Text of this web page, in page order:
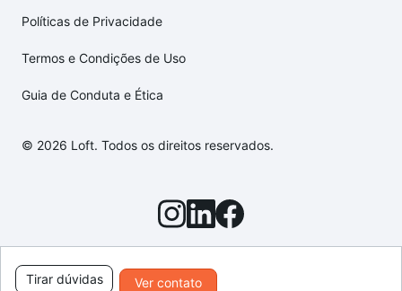
Ver contato
Tirar dúvidas
Políticas de Privacidade
Termos e Condições de Uso
Guia de Conduta e Ética
© 2026 Loft. Todos os direitos reservados.